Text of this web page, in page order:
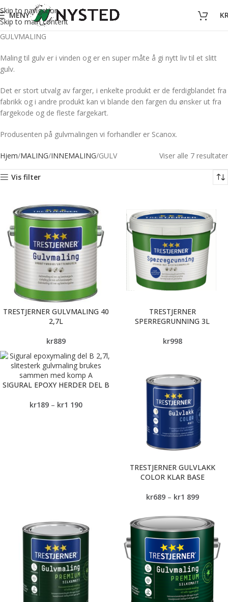
Skip to navigation
Skip to main content
MENY
GULVMALING
Maling til gulv er i vinden og er en super måte å gi nytt liv til et slitt
gulv.
Det er stort utvalg av farger, i enkelte produkt er de ferdigblandet fra
fabrikk og i andre produkt kan vi blande den fargen du ønsker ut fra
fargekode og de fleste fargekart.
Produsenten på gulvmalingen vi forhandler er Scanox.
Hjem MALING INNEMALING GULV Viser alle 7 resultater
Vis filter
TRESTJERNER GULVMALING 40
2,7L
kr889
TRESTJERNER
SPERREGRUNNING 3L
kr998
SIGURAL EPOXY HERDER DEL B
kr189 – kr1 190
TRESTJERNER GULVLAKK
COLOR KLAR BASE
kr689 – kr1 899